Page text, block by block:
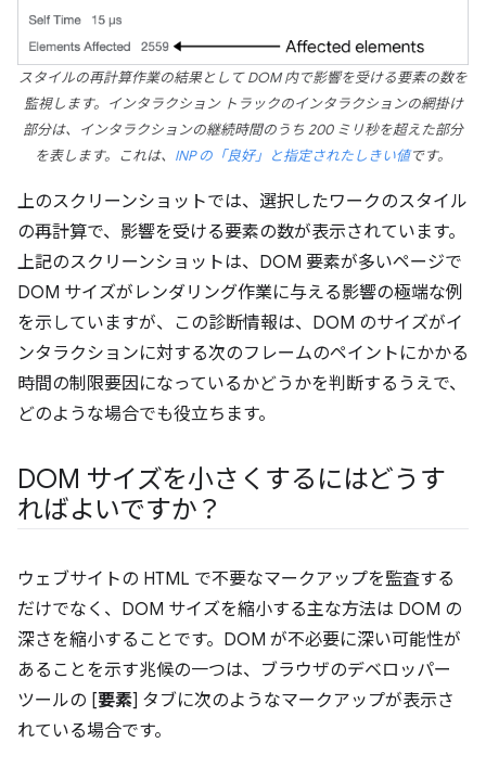
スタイルの再計算作業の結果として DOM 内で影響を受ける要素の数を
監視します。インタラクション トラックのインタラクションの網掛け
部分は、インタラクションの継続時間のうち 200 ミリ秒を超えた部分
を表します。これは、 INP の「良好」と指定されたしきい値です。
上のスクリーンショットでは、選択したワークのスタイル
の再計算で、影響を受ける要素の数が表示されています。
上記のスクリーンショットは、DOM 要素が多いページで
DOM サイズがレンダリング作業に与える影響の極端な例
を示していますが、この診断情報は、DOM のサイズがイ
ンタラクションに対する次のフレームのペイントにかかる
時間の制限要因になっているかどうかを判断するうえで、
どのような場合でも役立ちます。
DOM サイズを小さくするにはどうす
ればよいですか？
ウェブサイトの HTML で不要なマークアップを監査する
だけでなく、DOM サイズを縮小する主な方法は DOM の
深さを縮小することです。DOM が不必要に深い可能性が
あることを示す兆候の一つは、ブラウザのデベロッパー
ツールの [要素] タブに次のようなマークアップが表示さ
れている場合です。